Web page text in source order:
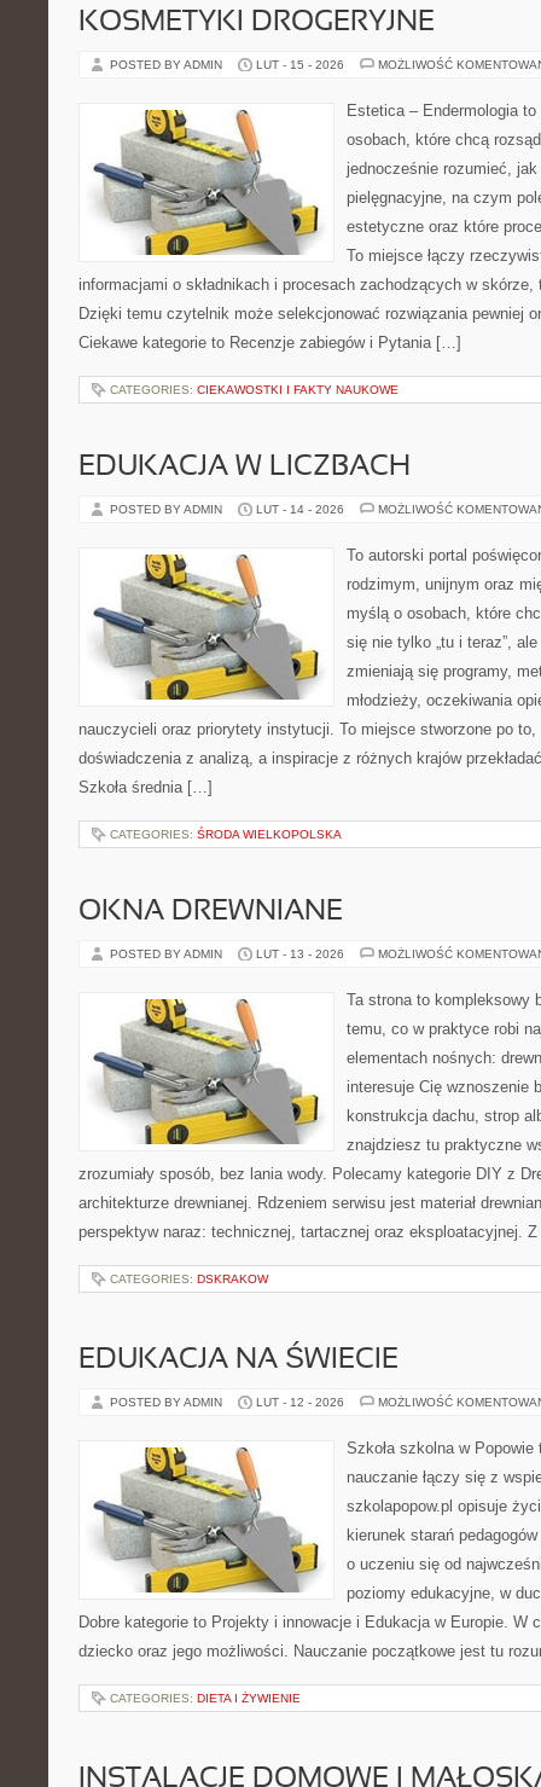
KOSMETYKI DROGERYJNE
POSTED BY ADMIN LUT - 15 - 2026 MOŻLIWOŚĆ
Estetica – Endermologia
osobach, które chcą
jednocześnie rozumieć, jak
pielęgnacyjne, na czym
estetyczne oraz które
To miejsce łączy
informacjami o składnikach i procesach zachodzących w
Dzięki temu czytelnik może selekcjonować rozwiązania pewniej
Ciekawe kategorie to Recenzje zabiegów i Pytania […]
CATEGORIES: CIEKAWOSTKI I FAKTY NAUKOWE
EDUKACJA W LICZBACH
POSTED BY ADMIN LUT - 14 - 2026 MOŻLIWOŚĆ
To autorski portal
rodzimym, unijnym oraz
myślą o osobach, które
się nie tylko „tu i teraz”,
zmieniają się programy,
młodzieży, oczekiwania
nauczycieli oraz priorytety instytucji. To miejsce stworzone po to,
doświadczenia z analizą, a inspiracje z różnych krajów
Szkoła średnia […]
CATEGORIES: ŚRODA WIELKOPOLSKA
OKNA DREWNIANE
POSTED BY ADMIN LUT - 13 - 2026 MOŻLIWOŚĆ
Ta strona to kompleksowy
temu, co w praktyce robi
elementach nośnych:
interesuje Cię wznoszenie
konstrukcja dachu, strop
znajdziesz tu praktyczne
zrozumiały sposób, bez lania wody. Polecamy kategorie DIY z
architekturze drewnianej. Rdzeniem serwisu jest materiał
perspektyw naraz: technicznej, tartacznej oraz eksploatacyjnej.
CATEGORIES: DSKRAKOW
EDUKACJA NA ŚWIECIE
POSTED BY ADMIN LUT - 12 - 2026 MOŻLIWOŚĆ
Szkoła szkolna w
nauczanie łączy się z
szkolapopow.pl opisuje
kierunek starań
o uczeniu się od
poziomy edukacyjne, w
Dobre kategorie to Projekty i innowacje i Edukacja w Europie. W
dziecko oraz jego możliwości. Nauczanie początkowe jest tu
CATEGORIES: DIETA I ŻYWIENIE
INSTALACJE DOMOWE I